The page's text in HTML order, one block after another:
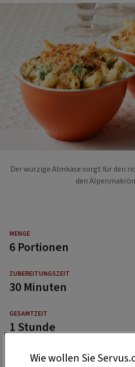
Der würzige Almkäse sorgt für den
den
6 Portionen
30 Minuten
1 Stunde
Wie wollen Sie